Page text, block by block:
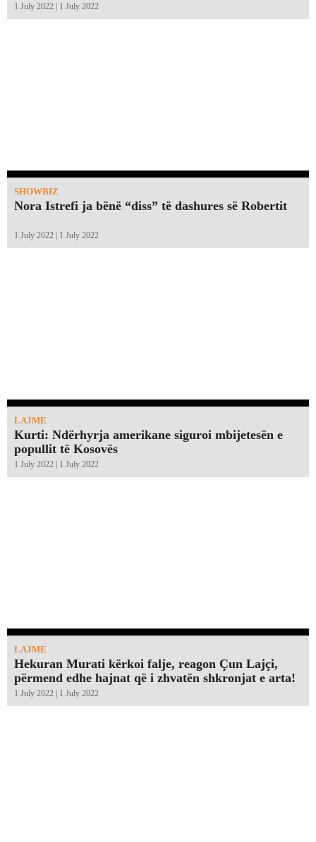
1 July 2022 | 1 July 2022
SHOWBIZ
Nora Istrefi ja bënë “diss” të dashures së Robertit
1 July 2022 | 1 July 2022
LAJME
Kurti: Ndërhyrja amerikane siguroi mbijetesën e
popullit të Kosovës
1 July 2022 | 1 July 2022
LAJME
Hekuran Murati kërkoi falje, reagon Çun Lajçi,
përmend edhe hajnat që i zhvatën shkronjat e arta!￼
1 July 2022 | 1 July 2022